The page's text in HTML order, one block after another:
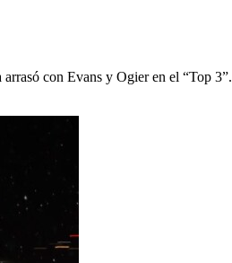
con Evans y Ogier en el “Top 3”.